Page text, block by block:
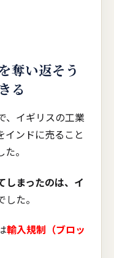
奪い返そう
る
、イギリスの工業
インドに売ること
。
しまったのは、イ
した。
輸入規制（ブロッ